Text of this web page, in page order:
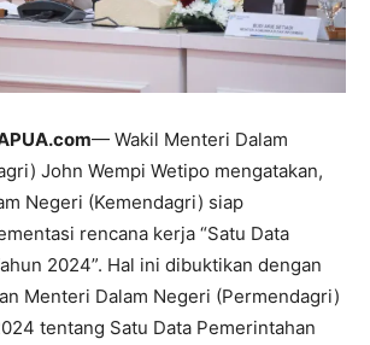
— Wakil Menteri Dalam
John Wempi Wetipo mengatakan,
Negeri (Kemendagri) siap
rencana kerja “Satu Data
2024”. Hal ini dibuktikan dengan
Menteri Dalam Negeri (Permendagri)
tentang Satu Data Pemerintahan